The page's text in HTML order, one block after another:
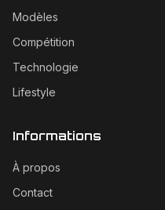
Modèles
Compétition
Technologie
Lifestyle
Informations
À propos
Contact